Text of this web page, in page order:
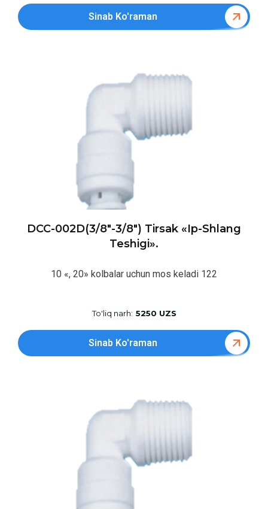
Sinab Ko'raman
DCC-002D(3/8″-3/8″) Tirsak «ip-Shlang
Teshigi».
10 «, 20» kolbalar uchun mos keladi 122
To'liq narh: 5250 UZS
Sinab Ko'raman